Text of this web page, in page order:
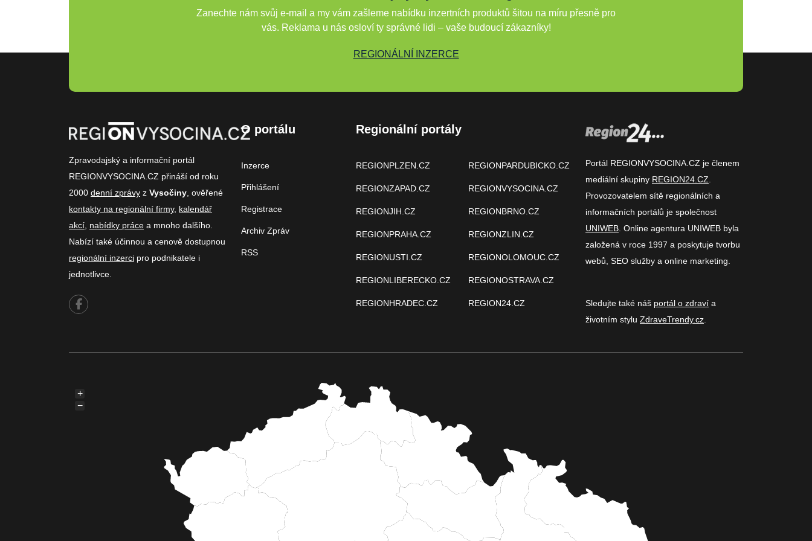
Zanechte nám svůj e-mail a my vám zašleme nabídku inzertních produktů šitou na míru přesně pro
vás. Reklama u nás osloví ty správné lidi – vaše budoucí zákazníky!
REGIONÁLNÍ INZERCE
Zpravodajský a informační portál
REGIONVYSOCINA.CZ přináší od roku
2000 denní zprávy z Vysočiny , ověřené
kontakty na regionální firmy, kalendář
akcí nabídky práce a mnoho dalšího.
Nabízí také účinnou a cenově dostupnou
regionální inzerci pro podnikatele i
jednotlivce.
O portálu
Inzerce
Přihlášení
Registrace
Archiv Zpráv
RSS
Regionální portály
REGIONPLZEN.CZ
REGIONZAPAD.CZ
REGIONJIH.CZ
REGIONPRAHA.CZ
REGIONUSTI.CZ
REGIONLIBERECKO.CZ
REGIONHRADEC.CZ
REGIONPARDUBICKO.CZ
REGIONVYSOCINA.CZ
REGIONBRNO.CZ
REGIONZLIN.CZ
REGIONOLOMOUC.CZ
REGIONOSTRAVA.CZ
REGION24.CZ
Portál REGIONVYSOCINA.CZ je členem
mediální skupiny REGION24.CZ
Provozovatelem sítě regionálních a
informačních portálů je společnost
UNIWEB . Online agentura UNIWEB byla
založená v roce 1997 a poskytuje tvorbu
webů, SEO služby a online marketing.
Sledujte také náš portál o zdraví a
životním stylu ZdraveTrendy.cz
+
−